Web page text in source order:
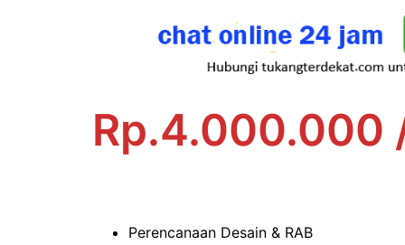
Rp.4.000.000
Perencanaan Desain & RAB